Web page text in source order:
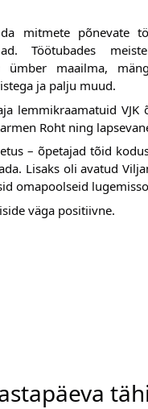
mitmete põnevate
Töötubades
ümber maailma,
ja palju muud.
lemmikraamatuid VJK
Roht ning
– õpetajad tõid
Lisaks oli avatud
omapoolseid
väga positiivne.